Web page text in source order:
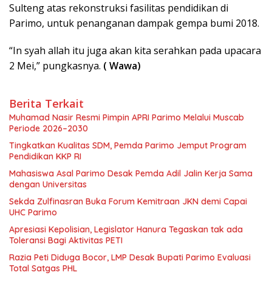
Sulteng atas rekonstruksi fasilitas pendidikan di
Parimo, untuk penanganan dampak gempa bumi 2018.
“In syah allah itu juga akan kita serahkan pada upacara
2 Mei,” pungkasnya. ( Wawa)
Berita Terkait
Muhamad Nasir Resmi Pimpin APRI Parimo Melalui Muscab
Periode 2026–2030
Tingkatkan Kualitas SDM, Pemda Parimo Jemput Program
Pendidikan KKP RI
Mahasiswa Asal Parimo Desak Pemda Adil Jalin Kerja Sama
dengan Universitas
Sekda Zulfinasran Buka Forum Kemitraan JKN demi Capai
UHC Parimo
Apresiasi Kepolisian, Legislator Hanura Tegaskan tak ada
Toleransi Bagi Aktivitas PETI
Razia Peti Diduga Bocor, LMP Desak Bupati Parimo Evaluasi
Total Satgas PHL